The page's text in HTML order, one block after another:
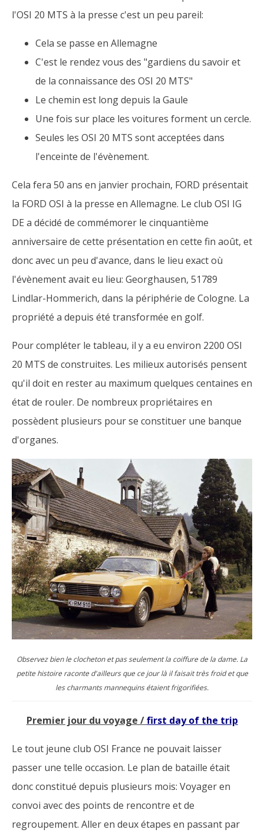
l'OSI 20 MTS à la presse c'est un peu pareil:
Cela se passe en Allemagne
C'est le rendez vous des "gardiens du savoir et
de la connaissance des OSI 20 MTS"
Le chemin est long depuis la Gaule
Une fois sur place les voitures forment un cercle.
Seules les OSI 20 MTS sont acceptées dans
l'enceinte de l'évènement.
Cela fera 50 ans en janvier prochain, FORD présentait
la FORD OSI à la presse en Allemagne. Le club OSI IG
DE a décidé de commémorer le cinquantième
anniversaire de cette présentation en cette fin août, et
donc avec un peu d'avance, dans le lieu exact où
l'évènement avait eu lieu: Georghausen, 51789
Lindlar-Hommerich, dans la périphérie de Cologne. La
propriété a depuis été transformée en golf.
Pour compléter le tableau, il y a eu environ 2200 OSI
20 MTS de construites. Les milieux autorisés pensent
qu'il doit en rester au maximum quelques centaines en
état de rouler. De nombreux propriétaires en
possèdent plusieurs pour se constituer une banque
d'organes.
Observez bien le clocheton et pas seulement la coiffure de la dame. La
petite histoire raconte d'ailleurs que ce jour là il faisait très froid et que
les charmants mannequins étaient frigorifiées.
Premier jour du voyage /first day of the trip
Le tout jeune club OSI France ne pouvait laisser
passer une telle occasion. Le plan de bataille était
donc constitué depuis plusieurs mois: Voyager en
convoi avec des points de rencontre et de
regroupement. Aller en deux étapes en passant par